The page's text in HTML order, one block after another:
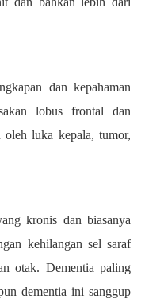
dan kepahaman
lobus frontal dan
oleh luka kepala, tumor,
kronis dan biasanya
kehilangan sel saraf
otak. Dementia paling
dementia ini sanggup